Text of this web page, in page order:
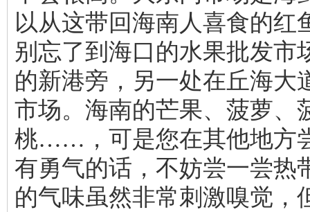
以从这带回海南人喜食的红
别忘了到海口的水果批发市
的新港旁，另一处在丘海大
市场。海南的芒果、菠萝、
桃……，可是您在其他地方
有勇气的话，不妨尝一尝热
的气味虽然非常刺激嗅觉，